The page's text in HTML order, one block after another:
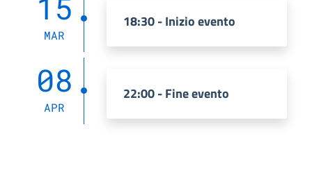
MAR
18:30 - Inizio evento
08
APR
22:00 - Fine evento